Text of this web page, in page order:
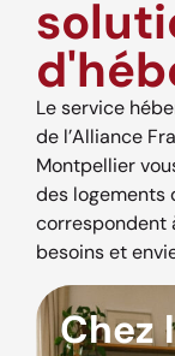
Le service
de l’Alliance
Montpellier
des logements
correspondent
besoins et
Chez